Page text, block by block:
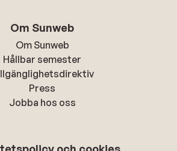
Om Sunweb
Om Sunweb
Hållbar semester
Press
Jobba hos oss
och cookies